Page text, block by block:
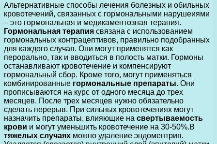
Альтернативные способы лечения болезных и обильных
кровотечений, связанных с гормональными нарушеиями
– это гормональная и медикаментозная терапия.
Гормональная терапия связана с использованием
гормональных контрацептивов, правильно подобранных
для каждого случая. Они могут применятся как
перорально, так и вводиться в полость матки. Гормоны
останавливают кровотечение и компенсируют
гормональный сбор. Кроме того, могут применяться
комбинированные гормональные препараты. Они
прописываются на курс от одного месяца до трех
месяцев. После трех месяцев нужно обязательно
сделать перерыв. При сильных кровотечениях могут
назначить препараты, влияющие на свертываемость
крови и могут уменьшить кровотечение на 30-50%.В
тяжелых случаях можно удаление эндоментрия.